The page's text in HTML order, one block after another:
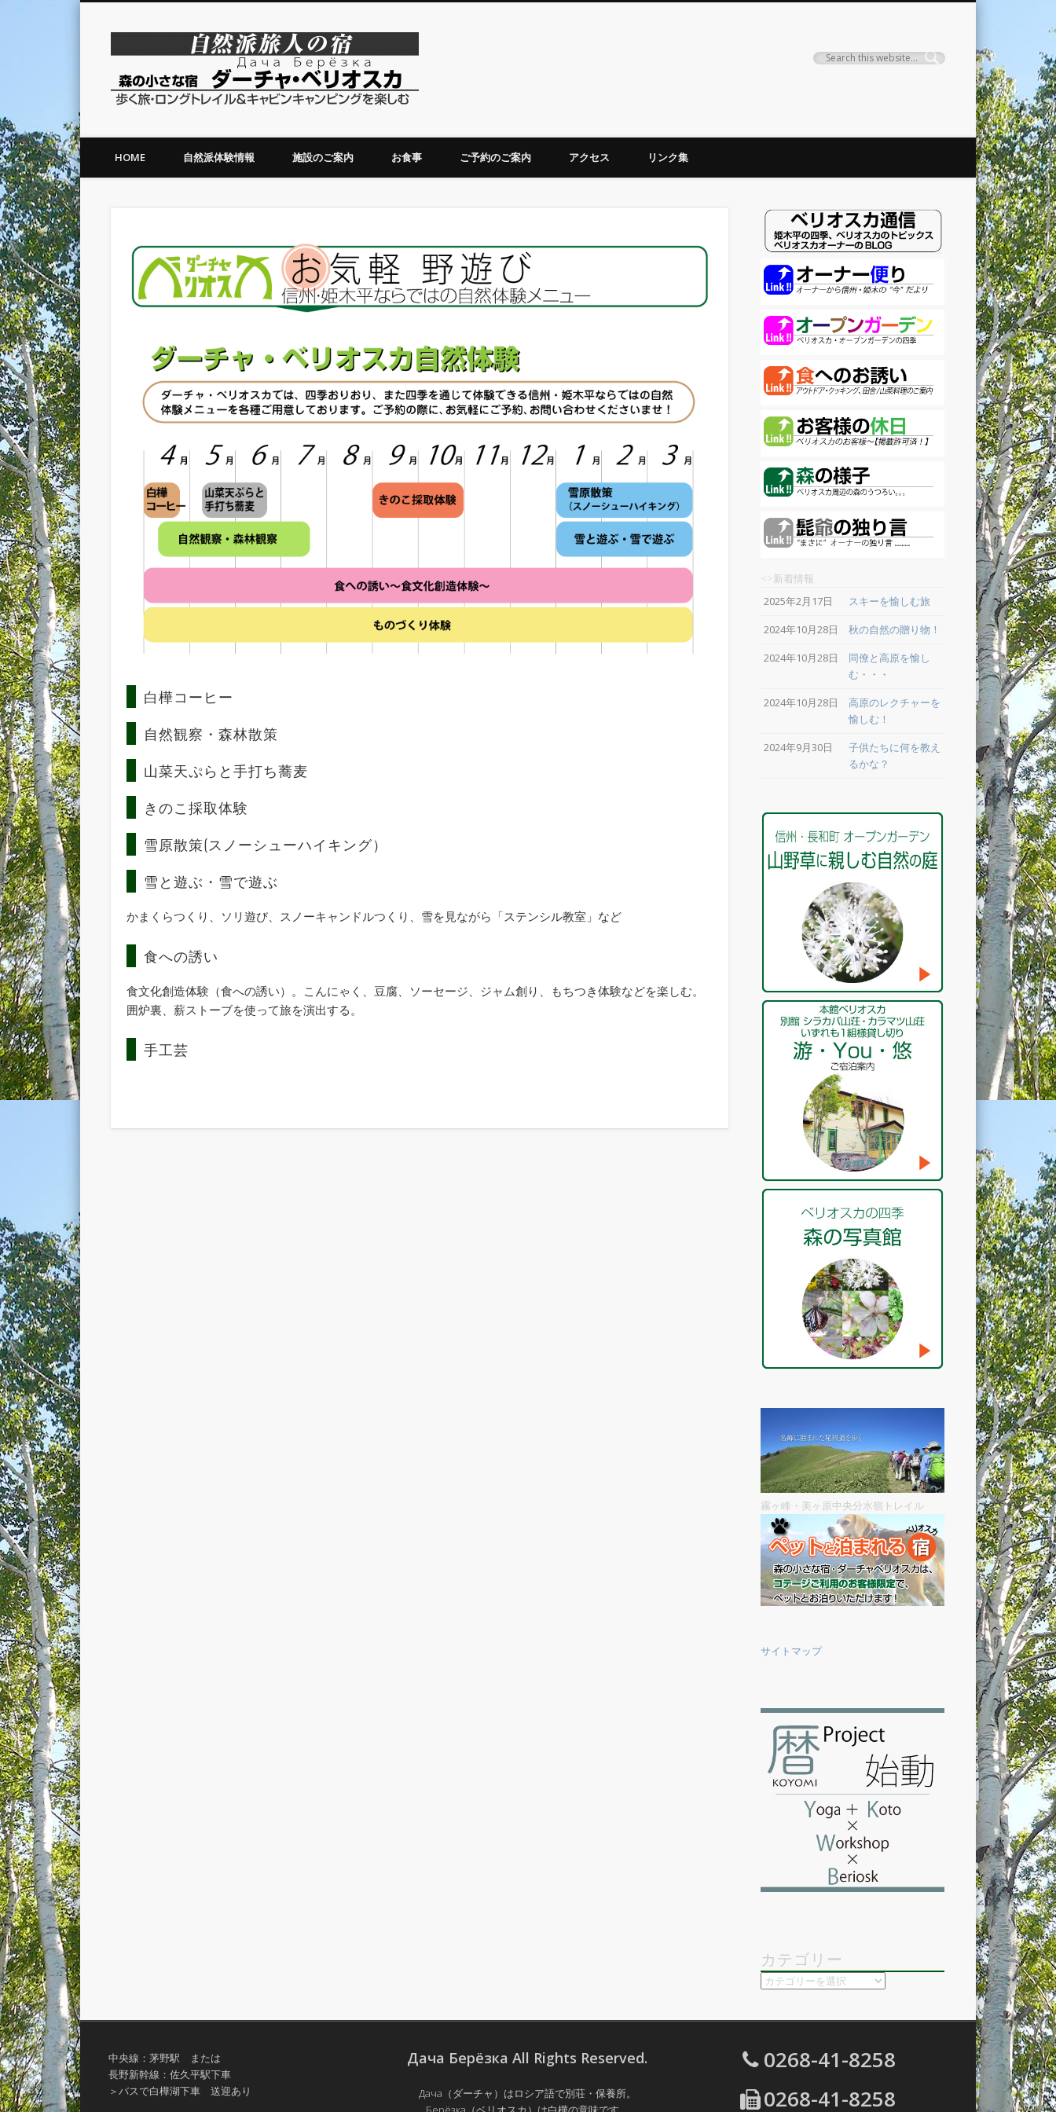
ダーチャベリオスカ
HOME 自然派体験情報 施設のご案内 お食事 ご予約のご案内 アクセス リンク集
白樺コーヒー
自然観察・森林散策
山菜天ぷらと手打ち蕎麦
きのこ採取体験
雪原散策(スノーシューハイキング）
雪と遊ぶ・雪で遊ぶ
かまくらつくり、ソリ遊び、スノーキャンドルつくり、雪を見ながら「ステンシル教室」など
食への誘い
食文化創造体験（食への誘い）。こんにゃく、豆腐、ソーセージ、ジャム創り、もちつき体験などを楽しむ。
囲炉裏、薪ストーブを使って旅を演出する。
手工芸
<>新着情報
2025年2月17日
スキーを愉しむ旅
2024年10月28日
秋の自然の贈り物！
2024年10月28日
同僚と高原を愉し
む・・・
2024年10月28日
高原のレクチャーを
愉しむ！
2024年9月30日
子供たちに何を教え
るかな？
霧ヶ峰・美ヶ原中央分水嶺トレイル
サイトマップ
カテゴリー
カ
中央線：茅野駅 または
長野新幹線：佐久平駅下車
＞バスで白樺湖下車 送迎あり
Дача Берёзка All Rights Reserved.
Дача（ダーチャ）はロシア語で別荘・保養所。
0268-41-8258
0268-41-8258